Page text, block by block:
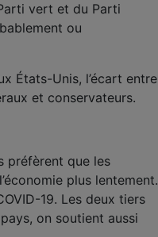
vert et du Parti
ou
États-Unis, l’écart entre
et conservateurs.
préfèrent que les
plus lentement.
19. Les deux tiers
on soutient aussi